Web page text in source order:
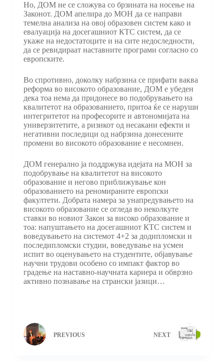
Но, ДОМ не се сложува со брзината на носење на
Законот. ДОМ апелира до МОН да се направи
темелна анализа на овој образовен систем како и
евалуација на досегашниот КТС систем, да се
укаже на недостатоците и на сите недоследности,
да се ревидираат наставните програми согласно со
европските.
Во спротивно, доколку набрзина се прифати ваква
реформа во високото образование, ДОМ е убеден
дека тоа нема да придонесе во подобрувањето на
квалитетот на образованието, притоа ќе се наруши
интегритетот на професорите и автономијата на
универзитетите, а ризикот од несакани ефекти и
негативни последици од набрзина донесените
промени во високото образование е несомнен.
ДОМ генерално ја поддржува идејата на МОН за
подобрување на квалитетот на високото
образование и негово приближување кон
образованието на реномираните европски
факултети. Добрата намера за унапредувањето на
високото образование се огледа во неколкуте
ставки во новиот Закон за високо образование и
тоа: напуштањето на досегашниот КТС систем и
воведувањето на системот 4+2 за додипломски и
последипломски студии, воведување на усмен
испит во оценувањето на студентите, објавување
научни трудови особено со импакт фактор во
градење на наставно-научната кариера и обврзно
активно познавање на странски јазици…
PREVIOUS NEXT